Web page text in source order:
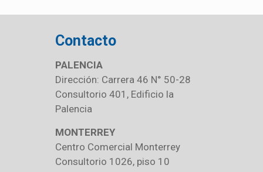
Contacto
PALENCIA
Dirección: Carrera 46 N° 50-28
Consultorio 401, Edificio la
Palencia
MONTERREY
Centro Comercial Monterrey
Consultorio 1026, piso 10